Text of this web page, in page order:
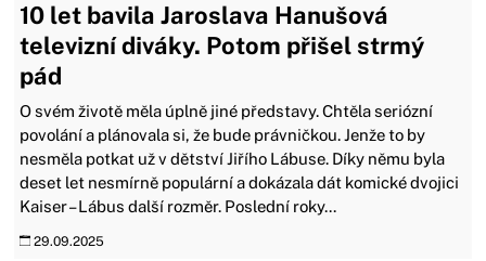
10 let bavila Jaroslava Hanušová
televizní diváky. Potom přišel strmý
pád
O svém životě měla úplně jiné představy. Chtěla seriózní
povolání a plánovala si, že bude právničkou. Jenže to by
nesměla potkat už v dětství Jiřího Lábuse. Díky němu byla
deset let nesmírně populární a dokázala dát komické dvojici
Kaiser – Lábus další rozměr. Poslední roky...
29.09.2025